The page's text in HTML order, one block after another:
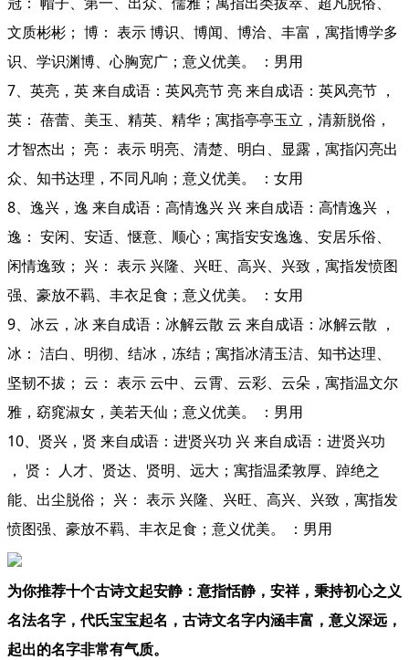
文质彬彬； 博： 表示 博识、博闻、博洽、丰富，寓指博学多
识、学识渊博、心胸宽广；意义优美。 ：男用
7、英亮，英 来自成语：英风亮节 亮 来自成语：英风亮节 ，
英： 蓓蕾、美玉、精英、精华；寓指亭亭玉立，清新脱俗，
才智杰出； 亮： 表示 明亮、清楚、明白、显露，寓指闪亮出
众、知书达理，不同凡响；意义优美。 ：女用
8、逸兴，逸 来自成语：高情逸兴 兴 来自成语：高情逸兴 ，
逸： 安闲、安适、惬意、顺心；寓指安安逸逸、安居乐俗、
闲情逸致； 兴： 表示 兴隆、兴旺、高兴、兴致，寓指发愤图
强、豪放不羁、丰衣足食；意义优美。 ：女用
9、冰云，冰 来自成语：冰解云散 云 来自成语：冰解云散 ，
冰： 洁白、明彻、结冰，冻结；寓指冰清玉洁、知书达理、
坚韧不拔； 云： 表示 云中、云霄、云彩、云朵，寓指温文尔
雅，窈窕淑女，美若天仙；意义优美。 ：男用
10、贤兴，贤 来自成语：进贤兴功 兴 来自成语：进贤兴功
， 贤： 人才、贤达、贤明、远大；寓指温柔敦厚、踔绝之
能、出尘脱俗； 兴： 表示 兴隆、兴旺、高兴、兴致，寓指发
愤图强、豪放不羁、丰衣足食；意义优美。 ：男用
为你推荐十个古诗文起安静：意指恬静，安祥，秉持初心之义
名法名字，代氏宝宝起名，古诗文名字内涵丰富，意义深远，
起出的名字非常有气质。